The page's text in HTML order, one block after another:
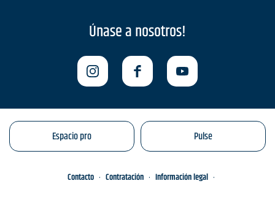
Únase a nosotros!
Espacio pro Pulse
Contacto Contratación
Información legal